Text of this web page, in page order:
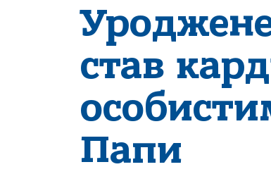
став
Папи